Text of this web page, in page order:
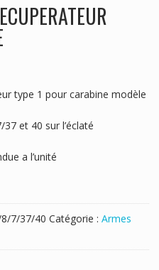
type 1 pour carabine modèle
et 40 sur l’éclaté
a l’unité
8/7/37/40 Catégorie : Armes